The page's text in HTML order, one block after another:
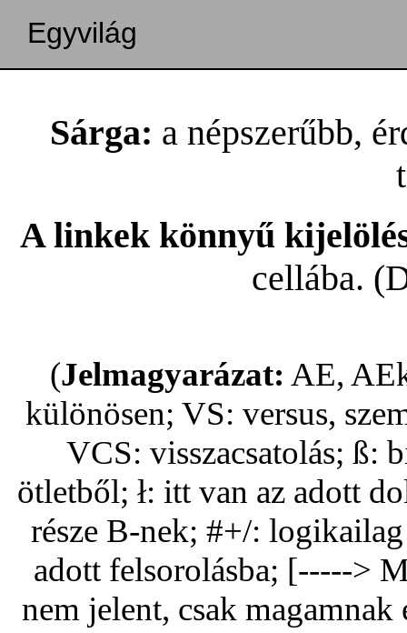
Egyvilág
Sárga: a népszerűbb,
A linkek könnyű
cellába.
(Jelmagyarázat: AE,
különösen; VS: versus,
VCS: visszacsatolás; ß:
ötletből; ł: itt van az adott
része B-nek; #+/:
adott felsorolásba; [----->
nem jelent, csak